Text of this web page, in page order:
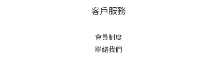
客戶服務
會員制度
聯絡我們